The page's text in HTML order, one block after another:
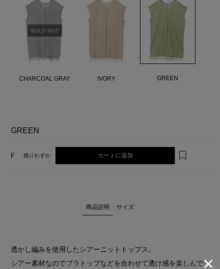
CHARCOAL GRAY IVORY GREEN
GREEN
F 残りわずか カートに追加
商品説明 サイズ
透かし編みを使用したシアーニットトップス。
シアー素材なのでブラトップなどを合わせて透け感を楽しんで